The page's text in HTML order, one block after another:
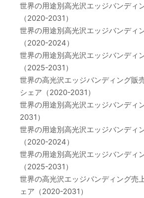
世界の用途別高光沢エッジバンディ
（2020-2031）
世界の用途別高光沢エッジバンディ
（2020-2024）
世界の用途別高光沢エッジバンディ
（2025-2031）
世界の高光沢エッジバンディング販
シェア（2020-2031）
世界の用途別高光沢エッジバンディ
2031）
世界の用途別高光沢エッジバンディ
（2020-2024）
世界の用途別高光沢エッジバンディ
（2025-2031）
世界の高光沢エッジバンディング売
ェア（2020-2031）